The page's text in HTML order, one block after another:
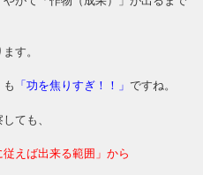
す。
「功を焦りすぎ！！」ですね。
ても、
えば出来る範囲」から